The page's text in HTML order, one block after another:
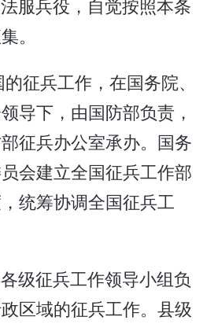
服兵役，自觉按照本条
。
征兵工作，在国务院、
导下，由国防部负责，
征兵办公室承办。国务
会建立全国征兵工作部
统筹协调全国征兵工
级征兵工作领导小组负
区域的征兵工作。县级